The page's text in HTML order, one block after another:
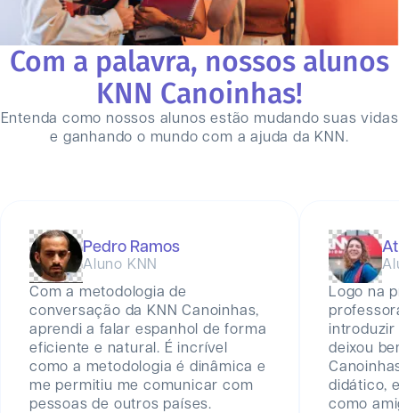
Com a palavra, nossos alunos
KNN Canoinhas!
Entenda como nossos alunos estão mudando suas vidas
e ganhando o mundo com a ajuda da KNN.
Pedro Ramos
Aluno KNN
Com a metodologia de
conversação da KNN Canoinhas,
aprendi a falar espanhol de forma
eficiente e natural. É incrível
como a metodologia é dinâmica e
me permitiu me comunicar com
pessoas de outros países.
Logo na
introduzir
deixou
didático,
como